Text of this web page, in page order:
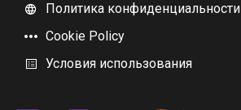
Политика конфиденциальности
Cookie Policy
Условия использования